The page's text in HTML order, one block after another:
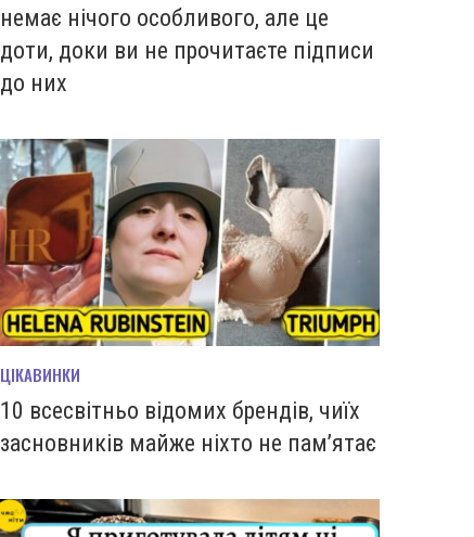
немає нічого особливого, але це
доти, доки ви не прочитаєте підписи
до них
ЦІКАВИНКИ
10 всесвітньо відомих брендів, чиїх
засновників майже ніхто не пам’ятає